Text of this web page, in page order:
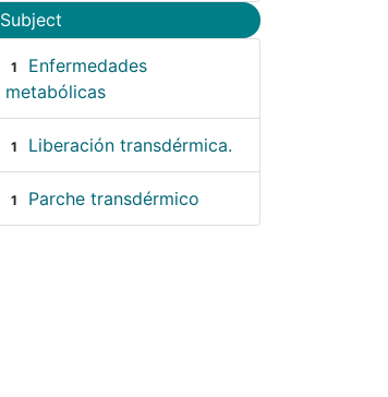
Subject
1
Enfermedades
metabólicas
1 Liberación transdérmica.
1 Parche transdérmico